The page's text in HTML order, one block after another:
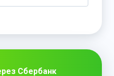
Сбербанк